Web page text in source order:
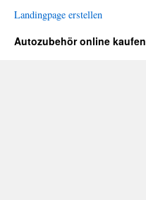
Landingpage erstellen
Autozubehör online kaufen